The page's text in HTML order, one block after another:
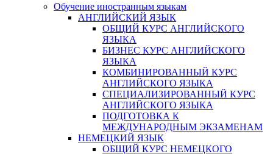
Обучение иностранным языкам
АНГЛИЙСКИЙ ЯЗЫК
ОБЩИЙ КУРС АНГЛИЙСКОГО
ЯЗЫКА
БИЗНЕС КУРС АНГЛИЙСКОГО
ЯЗЫКА
КОМБИНИРОВАННЫЙ КУРС
АНГЛИЙСКОГО ЯЗЫКА
СПЕЦИАЛИЗИРОВАННЫЙ КУРС
АНГЛИЙСКОГО ЯЗЫКА
ПОДГОТОВКА К
МЕЖДУНАРОДНЫМ ЭКЗАМЕНАМ
НЕМЕЦКИЙ ЯЗЫК
ОБЩИЙ КУРС НЕМЕЦКОГО